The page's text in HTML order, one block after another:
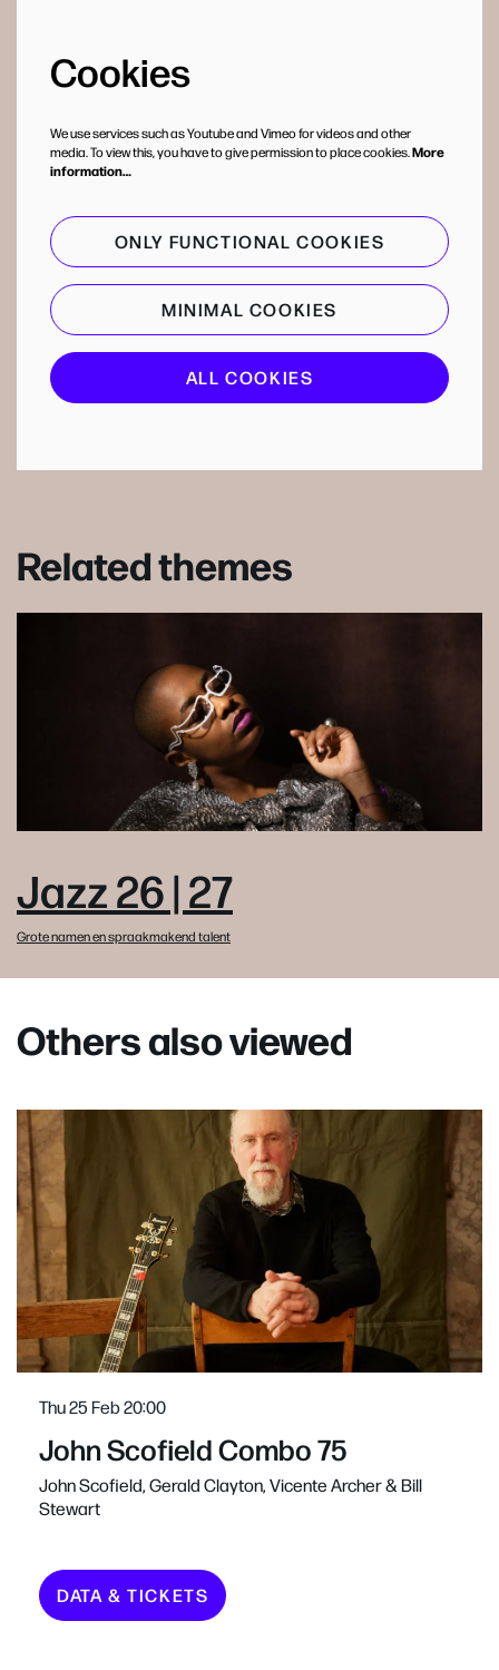
Cookies
We use services such as Youtube and Vimeo for videos and other
media. To view this, you have to give permission to place cookies.More
information…
ONLY FUNCTIONAL COOKIES
MINIMAL COOKIES
ALL COOKIES
Related themes
Jazz 26 | 27
Grote namen en spraakmakend talent
Others also viewed
John Scofield Combo 75
John Scofield, Gerald Clayton, Vicente Archer & Bill
Stewart
Thu 25 Feb20:00
DATA & TICKETS